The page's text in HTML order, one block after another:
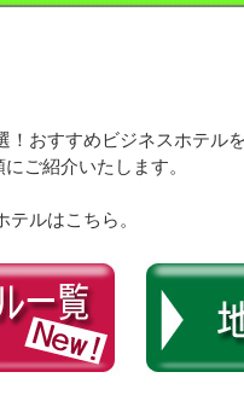
おすすめビジネスホテル
ご紹介いたします。
ルはこちら。